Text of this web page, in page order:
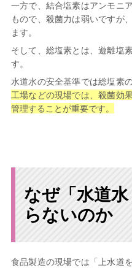
一方で、結合塩素はアンモニ
もので、殺菌力は弱いですが
ます。
そして、総塩素とは、遊離塩
す。
水道水の安全基準では総塩素
工場などの現場では、殺菌効
管理することが重要です。
なぜ「水道
らないのか
食品製造の現場では「上水道